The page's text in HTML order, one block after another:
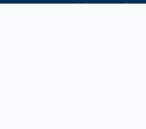
Общи условия